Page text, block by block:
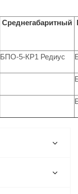
Среднегабаритный
БПО-5-КР1 Редиус